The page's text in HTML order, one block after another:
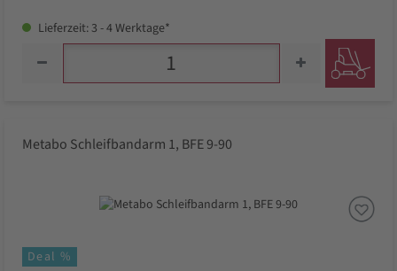
Lieferzeit: 3 - 4 Werktage*
Metabo Schleifbandarm 1, BFE 9-90
Deal %